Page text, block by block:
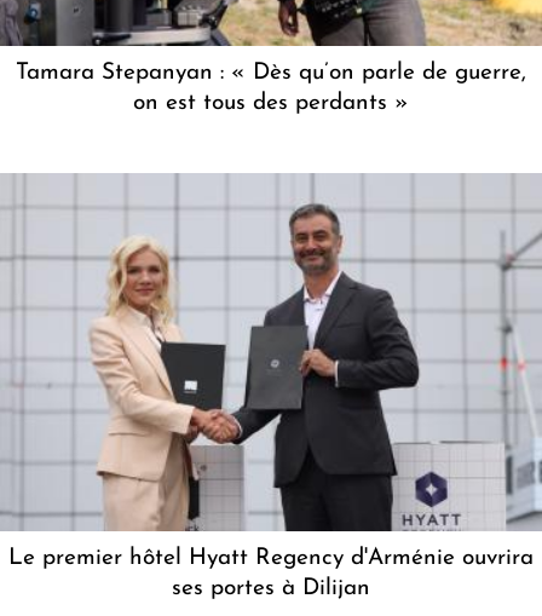
Tamara Stepanyan : « Dès qu’on parle de guerre,
on est tous des perdants »
Le premier hôtel Hyatt Regency d'Arménie ouvrira
ses portes à Dilijan